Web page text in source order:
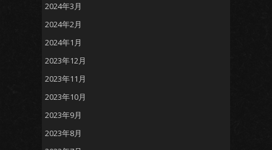
2024年3月
2024年2月
2024年1月
2023年12月
2023年11月
2023年10月
2023年9月
2023年8月